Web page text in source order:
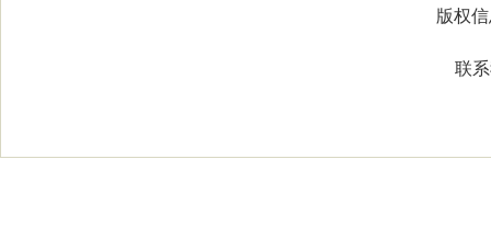
版权信
联